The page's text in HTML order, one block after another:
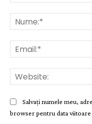
Salvați numele meu,
browser pentru data